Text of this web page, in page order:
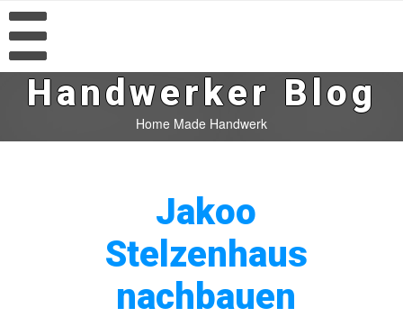
Handwerker Blog
Home Made Handwerk
Jakoo
Stelzenhaus
nachbauen